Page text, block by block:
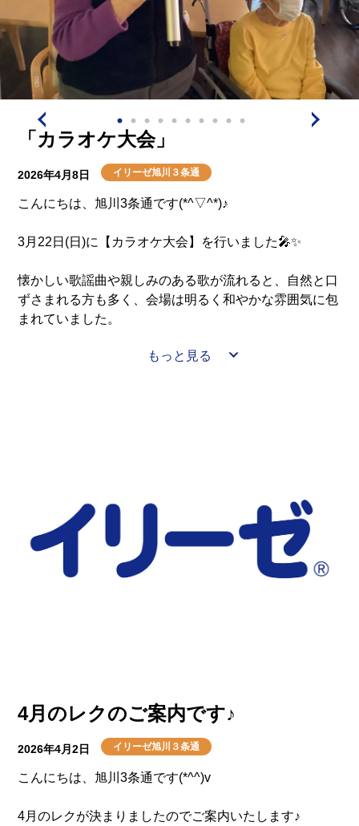
「久しぶりに喫茶店に来られて嬉しい♪」「ラテがとっ
ても美味しいね♪」といったお声も聞かれ、自然と会話
も弾み、笑顔があふれる時間となりました(*^^*)
コーヒーを頂いた後は、駄菓子屋さんでお買い物を楽し
まれました。
たくさん並んだ懐かしい駄菓子を前に「これ、昔からあ
ったね！」「どれも懐かしくて迷っちゃう…」と話しな
がら、商品を選ばれておりました( *´艸｀)
先ならではの楽しさを感じられる一日となりました。
これからも皆さまに喜んでいただけるような外出レクを
企画してまいります(*^▽^*)
「カラオケ大会」
2026年4月8日 イリーゼ旭川３条通
こんにちは、旭川3条通です(*^▽^*)♪
3月22日(日)に【カラオケ大会】を行いました🎤✨
懐かしい歌謡曲や親しみのある歌が流れると、自然と口
ずさまれる方も多く、会場は明るく和やかな雰囲気に包
まれていました。
歌に合わせて手拍子をしたり、笑顔で聞き入られたり
カラオケ大会の後は、【マンゴープリン】をご用意し召
し上がっていただきました♪
た。
これからもレクリエーションと合わせて、楽しんでいた
もっと見る
4月のレクのご案内です♪
2026年4月2日 イリーゼ旭川３条通
こんにちは、旭川3条通です(*^^)v
4月のレクが決まりましたのでご案内いたします♪